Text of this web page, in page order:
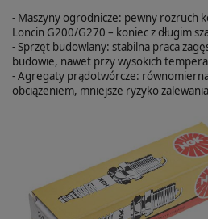
- Maszyny ogrodnicze: pewny rozruch
Loncin G200/G270 – koniec z długim
- Sprzęt budowlany: stabilna praca
budowie, nawet przy wysokich
- Agregaty prądotwórcze:
obciążeniem, mniejsze ryzyko